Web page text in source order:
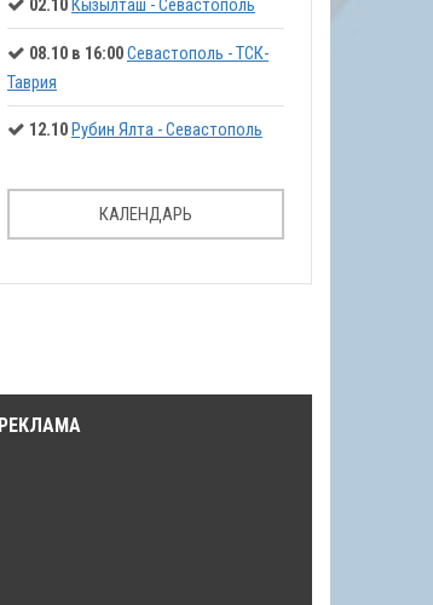
02.10Кызылташ - Севастополь
08.10 в 16:00Севастополь - ТСК-
Таврия
12.10 Рубин Ялта - Севастополь
КАЛЕНДАРЬ
РЕКЛАМА